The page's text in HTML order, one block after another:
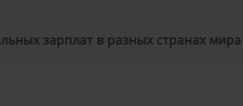
зарплат в разных странах мира